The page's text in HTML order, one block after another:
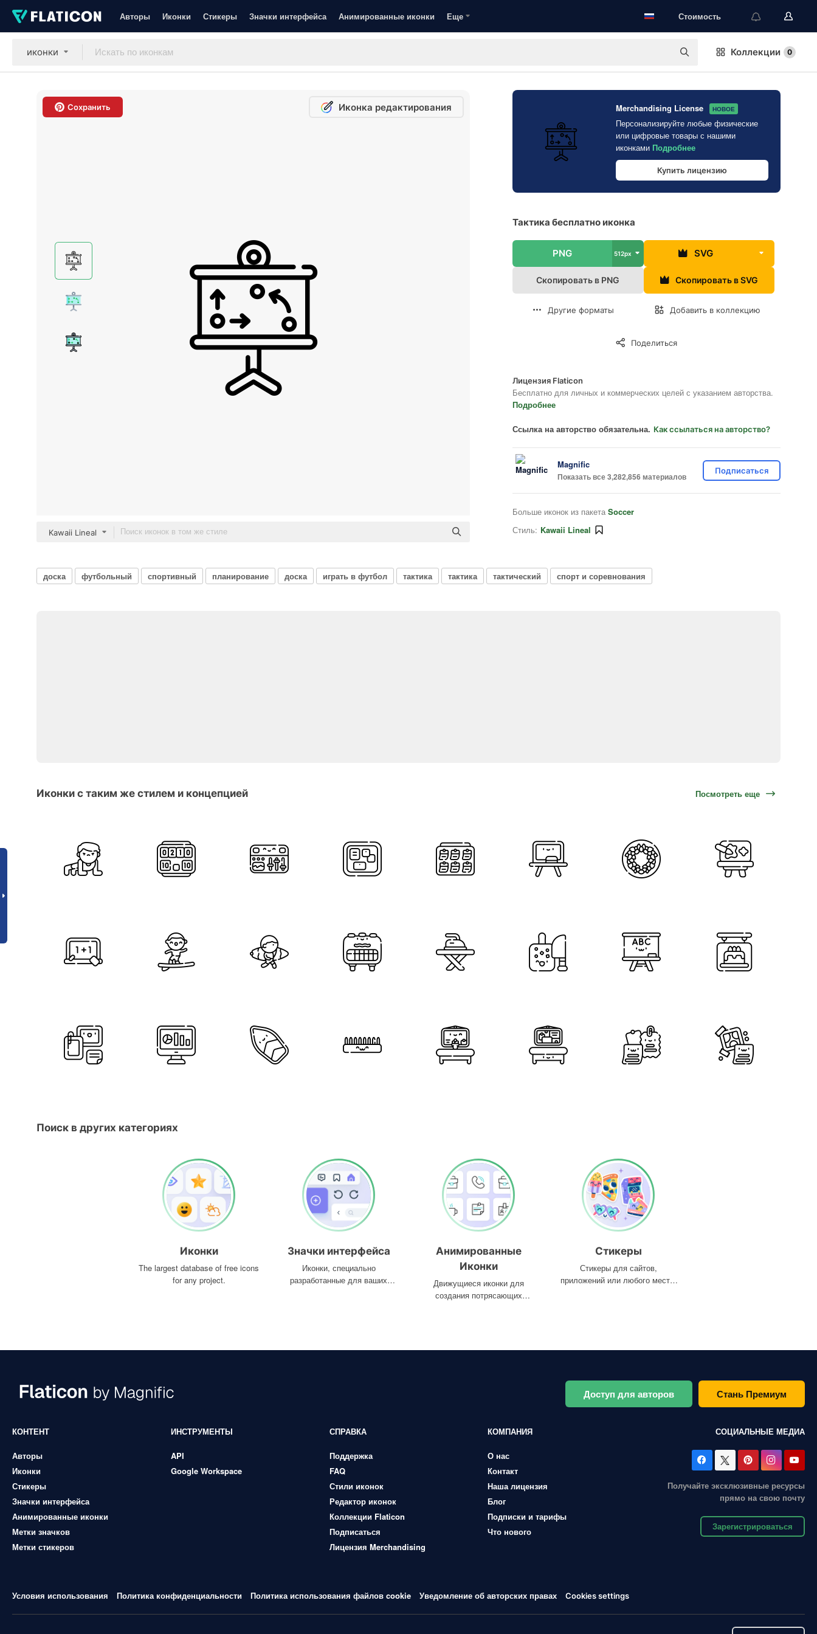
Авторы Иконки Стикеры Значки интерфейса Анимированные иконки Еще Стоимость
иконки Коллекции 0
Сохранить Иконка редактирования
Kawaii Lineal
Merchandising License НОВОЕ
Персонализируйте любые физические
или цифровые товары с нашими
иконками Подробнее
Купить лицензию
Тактика бесплатно иконка
PNG 512px SVG
Скопировать в PNG Скопировать в SVG
Другие форматы Добавить в коллекцию
Поделиться
Лицензия Flaticon
Бесплатно для личных и коммерческих целей с указанием авторства.
Подробнее
Ссылка на авторство обязательна. Как ссылаться на авторство?
Magnific
Показать все 3,282,856 материалов
Подписаться
Больше иконок из пакета Soccer
Стиль: Kawaii Lineal
доска футбольный спортивный планирование доска играть в футбол тактика тактика тактический спорт и соревнования
Иконки с таким же стилем и концепцией Посмотреть еще
Поиск в других категориях
Иконки
The largest database of free icons
for any project.
Значки интерфейса
Иконки, специально
разработанные для ваших
Анимированные
Иконки
Движущиеся иконки для
создания потрясающих
Стикеры
Стикеры для сайтов,
приложений или любого места,
Доступ для авторов Стань Премиум
КОНТЕНТ
Авторы
Иконки
Стикеры
Значки интерфейса
Анимированные иконки
Метки значков
Метки стикеров
ИНСТРУМЕНТЫ
API
Google Workspace
СПРАВКА
Поддержка
FAQ
Стили иконок
Редактор иконок
Коллекции Flaticon
Подписаться
Лицензия Merchandising
КОМПАНИЯ
О нас
Контакт
Наша лицензия
Блог
Подписки и тарифы
Что нового
СОЦИАЛЬНЫЕ МЕДИА
Получайте эксклюзивные ресурсы
прямо на свою почту
Зарегистрироваться
Условия использования Политика конфиденциальности Политика использования файлов cookie Уведомление об авторских правах Cookies settings